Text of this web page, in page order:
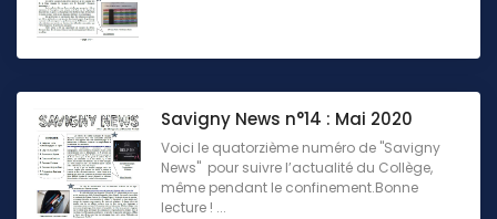
Savigny News n°14 : Mai 2020
Voici le quatorzième numéro de "Savigny
News" pour suivre l’actualité du Collège,
même pendant le confinement.Bonne
lecture ! ...